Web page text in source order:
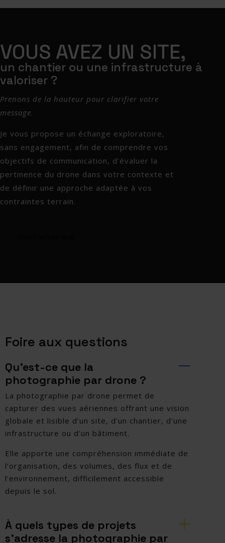
VOUS AVEZ UN SITE,
un chantier ou une infrastructure à
valoriser ?
Prenons de la hauteur pour clarifier votre
message.
Je vous propose un échange exploratoire,
sans engagement, afin de comprendre vos
objectifs de communication, d’évaluer la
pertinence du drone dans votre contexte et
de définir une approche adaptée à vos
contraintes terrain.
Foire aux questions
Qu’est-ce que la
photographie par drone ?
La photographie par drone permet de
capturer des vues aériennes offrant une vision
globale et lisible d’un site, d’un chantier, d’une
infrastructure ou d’un bâtiment.
Elle apporte une compréhension immédiate de
l’organisation, des volumes, des flux et de
l’environnement, difficilement accessible
depuis le sol.
À quels types de projets
s’adresse la photographie par